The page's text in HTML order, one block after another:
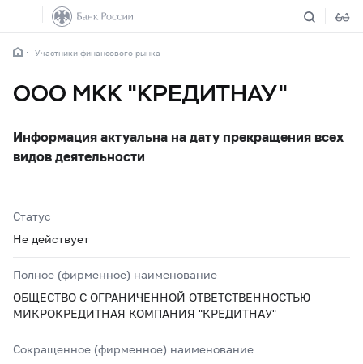
Участники финансового рынка
ООО МКК "КРЕДИТНАУ"
Информация актуальна на дату прекращения всех
видов деятельности
Статус
Не действует
Полное (фирменное) наименование
ОБЩЕСТВО С ОГРАНИЧЕННОЙ ОТВЕТСТВЕННОСТЬЮ
МИКРОКРЕДИТНАЯ КОМПАНИЯ "КРЕДИТНАУ"
Сокращенное (фирменное) наименование